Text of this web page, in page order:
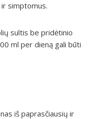
simptomus.
sultis be pridėtinio
ml per dieną gali būti
iš paprasčiausių ir